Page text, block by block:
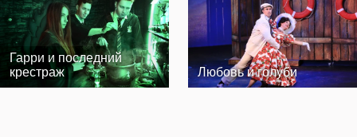
Гарри и последний
крестраж
Любовь и голуби